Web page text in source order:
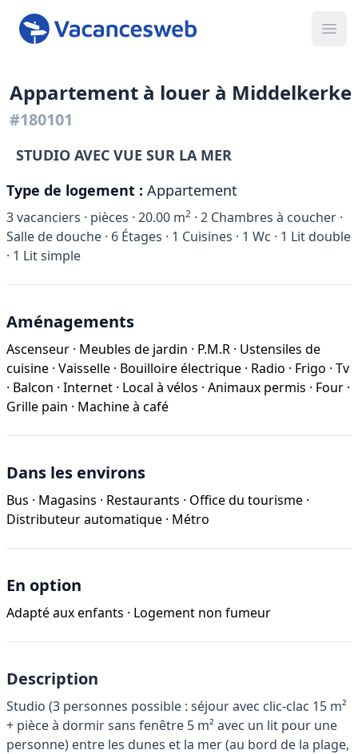
Appartement à louer à Middelkerke
#180101
STUDIO AVEC VUE SUR LA MER
Type de logement : Appartement
3vacanciers · pièces · 20.00 m2 · 2 Chambres à coucher ·
Salle de douche · 6 Étages · 1 Cuisines · 1 Wc · 1 Lit double
· 1 Lit simple
Aménagements
Ascenseur · Meubles de jardin · P.M.R · Ustensiles de
cuisine · Vaisselle · Bouilloire électrique · Radio · Frigo · Tv
· Balcon · Internet · Local à vélos · Animaux permis · Four ·
Grille pain · Machine à café
Dans les environs
Bus · Magasins · Restaurants · Office du tourisme ·
Distributeur automatique · Métro
En option
Adapté aux enfants · Logement non fumeur
Description
Studio (3 personnes possible : séjour avec clic-clac 15 m²
+ pièce à dormir sans fenêtre 5 m² avec un lit pour une
personne) entre les dunes et la mer (au bord de la plage,